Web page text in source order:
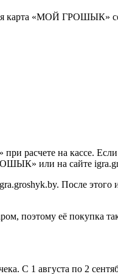
карта «МОЙ ГРОШЫК»
расчете на кассе.
или на сайте
После этого
поэтому её покупка
С 1 августа по 2